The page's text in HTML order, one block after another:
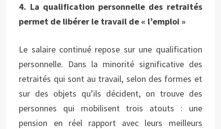
4. La qualification personnelle des retraités
permet de libérer le travail de « l’emploi »
Le salaire continué repose sur une qualification
personnelle. Dans la minorité significative des
retraités qui sont au travail, selon des formes et
sur des objets qu’ils décident, on trouve des
personnes qui mobilisent trois atouts : une
pension en réel rapport avec leurs meilleurs